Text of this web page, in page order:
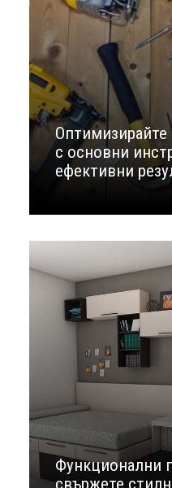
Оптимизирайте
с основни
ефективни
Функционални
свържете